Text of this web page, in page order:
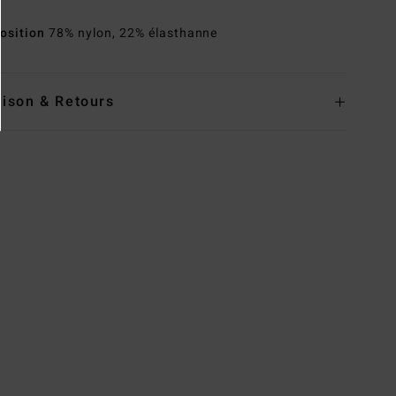
78% nylon, 22% élasthanne
& Retours